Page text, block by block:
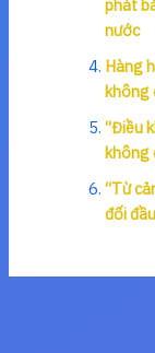
phát
nước
Hàng
không
“Điều
không
“Từ
đối